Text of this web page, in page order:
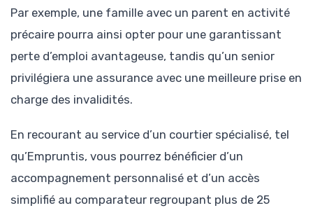
Par exemple, une famille avec un parent en activité
précaire pourra ainsi opter pour une garantissant
perte d’emploi avantageuse, tandis qu’un senior
privilégiera une assurance avec une meilleure prise en
charge des invalidités.
En recourant au service d’un courtier spécialisé, tel
qu’Empruntis, vous pourrez bénéficier d’un
accompagnement personnalisé et d’un accès
simplifié au comparateur regroupant plus de 25